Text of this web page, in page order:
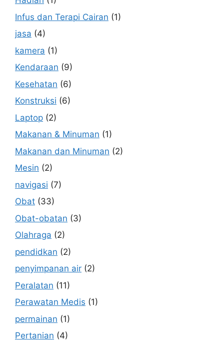
Infus dan Terapi Cairan (1)
jasa (4)
kamera (1)
Kendaraan (9)
Kesehatan (6)
Konstruksi (6)
Laptop (2)
Makanan & Minuman (1)
Makanan dan Minuman (2)
Mesin (2)
navigasi (7)
Obat (33)
Obat-obatan (3)
Olahraga (2)
pendidkan (2)
penyimpanan air (2)
Peralatan (11)
Perawatan Medis (1)
permainan (1)
Pertanian (4)